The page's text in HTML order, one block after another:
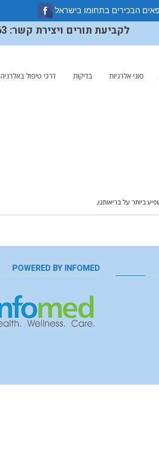
לקביעת תורים ויצירת קשר: 0532121363
סוגי אלרגיות בדיקות דרכי טיפול באלרגיה
ביותר על בריאותנו,
POWERED BY INFOMED
הבכירים בתחומו בישראל